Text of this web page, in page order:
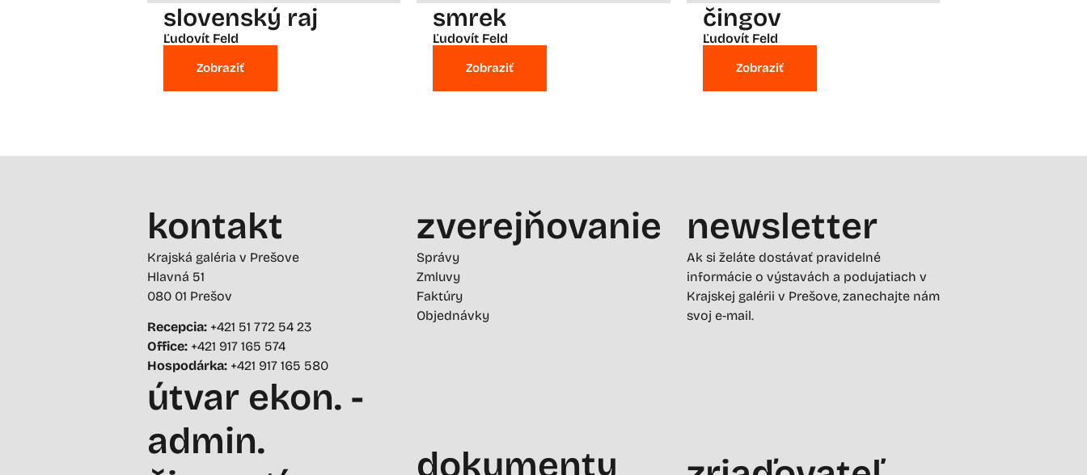
slovenský raj
Ľudovít Feld
Zobraziť
smrek
Ľudovít Feld
Zobraziť
čingov
Ľudovít Feld
Zobraziť
kontakt
Krajská galéria v Prešove
Hlavná 51
080 01 Prešov
Recepcia: +421 51 772 54 23
Office: +421 917 165 574
Hospodárka: +421 917 165 580
útvar ekon. -
admin.
zverejňovanie
Správy
Zmluvy
Faktúry
Objednávky
dokumenty
newsletter
Ak si želáte dostávať pravidelné
informácie o výstavách a podujatiach v
Krajskej galérii v Prešove, zanechajte nám
svoj e-mail.